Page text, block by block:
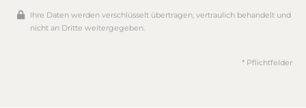
Ihre Daten werden verschlüsselt übertragen, vertraulich behandelt und
nicht an Dritte weitergegeben.
* Pflichtfelder